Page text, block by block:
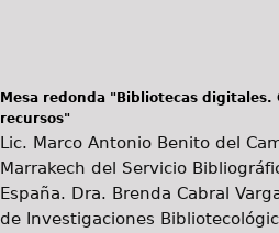
Mesa redonda "Bibliotecas
recursos"
Lic. Marco Antonio Benito del
Marrakech del Servicio
España. Dra. Brenda Cabral
de Investigaciones